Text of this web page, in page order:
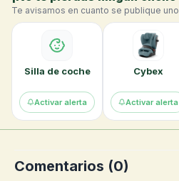
Te avisamos en cuanto se publique
Silla de coche
Activar alerta
Cybex
Activar alerta
Comentarios (0)